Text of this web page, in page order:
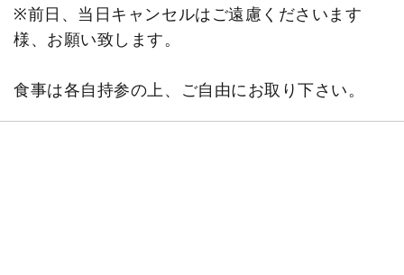
※前日、当日キャンセルはご遠慮くださいます
様、お願い致します。
食事は各自持参の上、ご自由にお取り下さい。